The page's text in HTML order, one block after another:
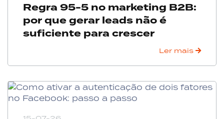
Regra 95-5 no marketing B2B:
por que gerar leads não é
suficiente para crescer
Ler mais